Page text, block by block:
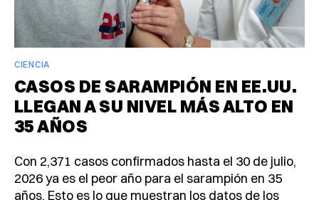
CIENCIA
CASOS DE SARAMPIÓN EN EE.UU.
LLEGAN A SU NIVEL MÁS ALTO EN
35 AÑOS
Con 2,371 casos confirmados hasta el 30 de julio,
2026 ya es el peor año para el sarampión en 35
años. Esto es lo que muestran los datos de los